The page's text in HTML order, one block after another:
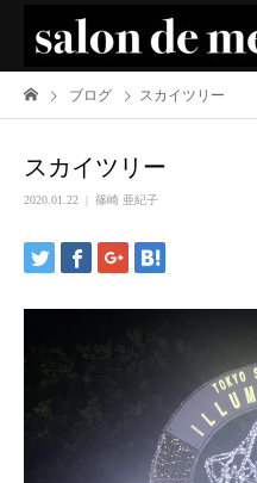
ブログ スカイツリー
スカイツリー
2020.01.22 篠崎 亜紀子